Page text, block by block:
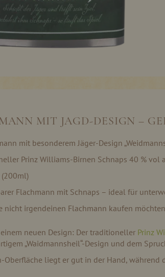
MIT JAGD-DESIGN –
mit besonderem Jäger-Design
Prinz Williams-Birnen Schnaps 40 % vol
Flachmann mit Schnaps – ideal für
nicht irgendeinen Flachmann kaufen
neuen Design: Der traditioneller Prinz
„Waidmannsheil“-Design und dem
Oberfläche liegt er gut in der Hand,